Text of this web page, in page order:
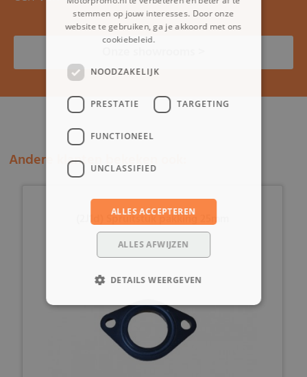
Andere klanten bekeken ook:
(2J1d) Spruitstuk pakking 25mm
stemmen op jouw interesses. Door onze
website te gebruiken, ga je akkoord met ons
cookiebeleid.
NOODZAKELIJK
PRESTATIE TARGETING
FUNCTIONEEL
UNCLASSIFIED
ALLES ACCEPTEREN
ALLES AFWIJZEN
DETAILS WEERGEVEN